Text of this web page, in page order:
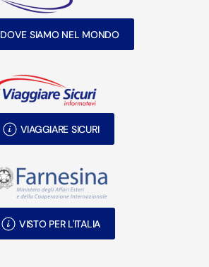
DOVE SIAMO NEL MONDO
VIAGGIARE SICURI
VISTO PER L'ITALIA